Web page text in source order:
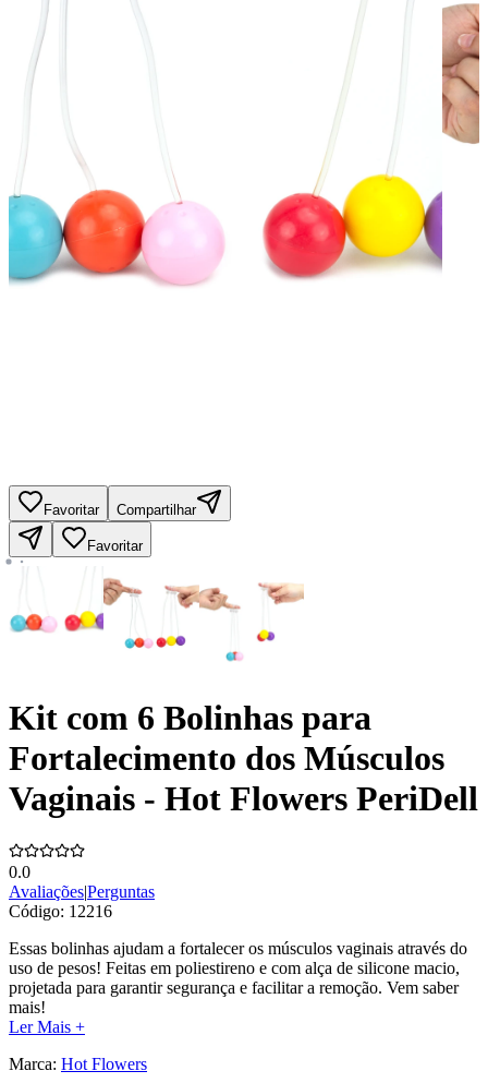
Favoritar Compartilhar
Favoritar
Kit com 6 Bolinhas para
Fortalecimento dos Músculos
Vaginais - Hot Flowers PeriDell
0.0
Avaliações|Perguntas
Código: 12216
Essas bolinhas ajudam a fortalecer os músculos vaginais através do
uso de pesos! Feitas em poliestireno e com alça de silicone macio,
projetada para garantir segurança e facilitar a remoção. Vem saber
mais!
Ler Mais +
Marca: Hot Flowers